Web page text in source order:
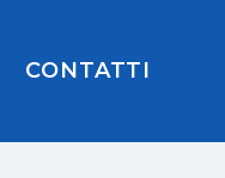
CONTATTI